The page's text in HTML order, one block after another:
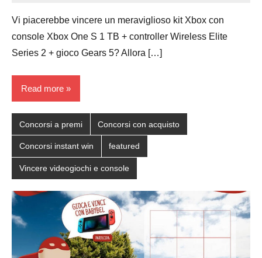
Vi piacerebbe vincere un meraviglioso kit Xbox con
console Xbox One S 1 TB + controller Wireless Elite
Series 2 + gioco Gears 5? Allora […]
Read more
Concorsi a premi Concorsi con acquisto
Concorsi instant win featured
Vincere videogiochi e console